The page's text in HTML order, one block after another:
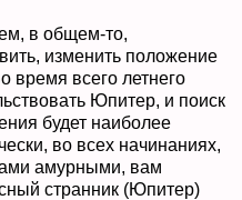
в общем-то,
изменить положение
всего летнего
Юпитер, и поиск
будет наиболее
во всех начинаниях,
амурными, вам
странник (Юпитер)